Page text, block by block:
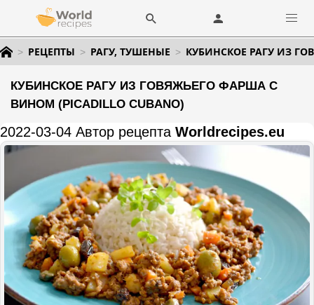
РЕЦЕПТЫ РАГУ, ТУШЕНЫЕ КУБИНСКОЕ РАГУ ИЗ
КУБИНСКОЕ РАГУ ИЗ ГОВЯЖЬЕГО ФАРША С
ВИНОМ (PICADILLO CUBANO)
2022-03-04 Автор рецепта Worldrecipes.eu